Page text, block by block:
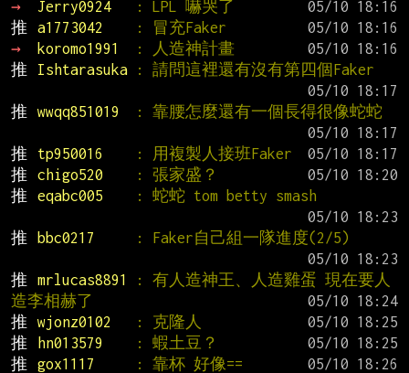
→ Jerry0924 : LPL 嚇哭了
推
a1773042 : 冒充Faker
→
koromo1991 : 人造神計畫
推
Ishtarasuka
: 請問這裡還有沒有第四個Faker
推
wwqq851019
: 靠腰怎麼還有一個長得很像蛇蛇
推
tp950016 : 用複製人接班Faker
推
chigo520 : 張家盛？
推
eqabc005
: 蛇蛇 tom betty smash
推
bbc0217
: Faker自己組一隊進度(2/5)
推
mrlucas8891
: 有人造神王、人造雞蛋 現在要人
造李相赫了
推
wjonz0102 : 克隆人
推
hn013579 : 蝦土豆？
推
gox1117 : 靠杯 好像==